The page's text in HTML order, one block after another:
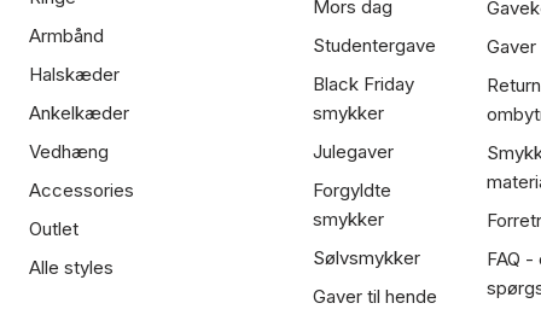
Armbånd
Halskæder
Ankelkæder
Vedhæng
Accessories
Outlet
Alle styles
Mors dag
Studentergave
Black Friday
smykker
Julegaver
Forgyldte
smykker
Sølvsmykker
Gaver til hende
FAQ